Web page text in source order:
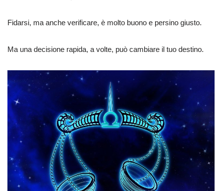
Fidarsi, ma anche verificare, è molto buono e persino giusto.
Ma una decisione rapida, a volte, può cambiare il tuo destino.